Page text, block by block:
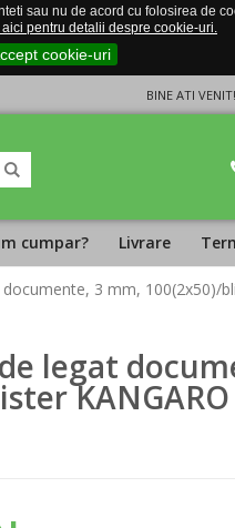
sau nu de acord cu folosirea de
pentru detalii despre cookie-uri.
cookie-uri
BINE ATI VENIT!
cumpar? Livrare
3 mm, 100(2x50)/
legat